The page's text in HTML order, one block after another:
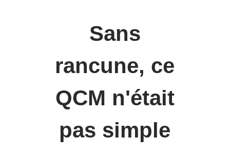
Sans
rancune, ce
QCM n'était
pas simple